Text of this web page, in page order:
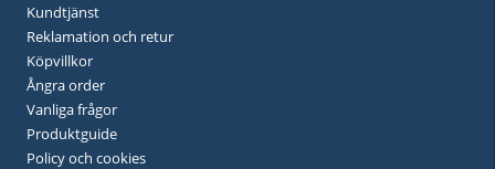
Kundtjänst
Reklamation och retur
Köpvillkor
Ångra order
Vanliga frågor
Produktguide
Policy och cookies